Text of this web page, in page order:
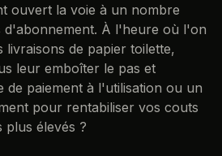
ouvert la voie à un nombre
d'abonnement. À l'heure où l'on
livraisons de papier toilette,
leur emboîter le pas et
de paiement à l'utilisation ou un
pour rentabiliser vos couts
plus élevés ?